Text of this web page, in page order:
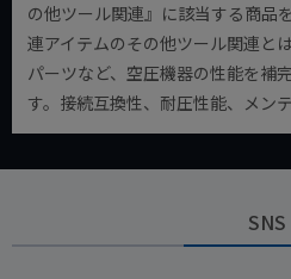
の他ツール関連』に該当する商品
連アイテムのその他ツール関連と
パーツなど、空圧機器の性能を補
す。接続互換性、耐圧性能、メン
SNS